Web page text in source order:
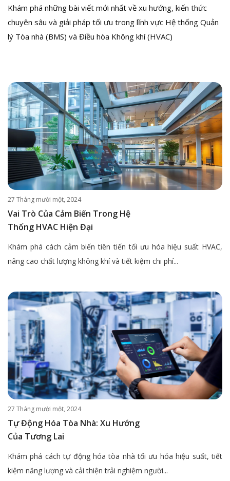
Khám phá những bài viết mới nhất về xu hướng, kiến thức
chuyên sâu và giải pháp tối ưu trong lĩnh vực Hệ thống Quản
lý Tòa nhà (BMS) và Điều hòa Không khí (HVAC)
27 Tháng mười một, 2024
Vai Trò Của Cảm Biến Trong Hệ
Thống HVAC Hiện Đại
Khám phá cách cảm biến tiên tiến tối ưu hóa hiệu suất HVAC,
nâng cao chất lượng không khí và tiết kiệm chi phí...
27 Tháng mười một, 2024
Tự Động Hóa Tòa Nhà: Xu Hướng
Của Tương Lai
Khám phá cách tự động hóa tòa nhà tối ưu hóa hiệu suất, tiết
kiệm năng lượng và cải thiện trải nghiệm người...